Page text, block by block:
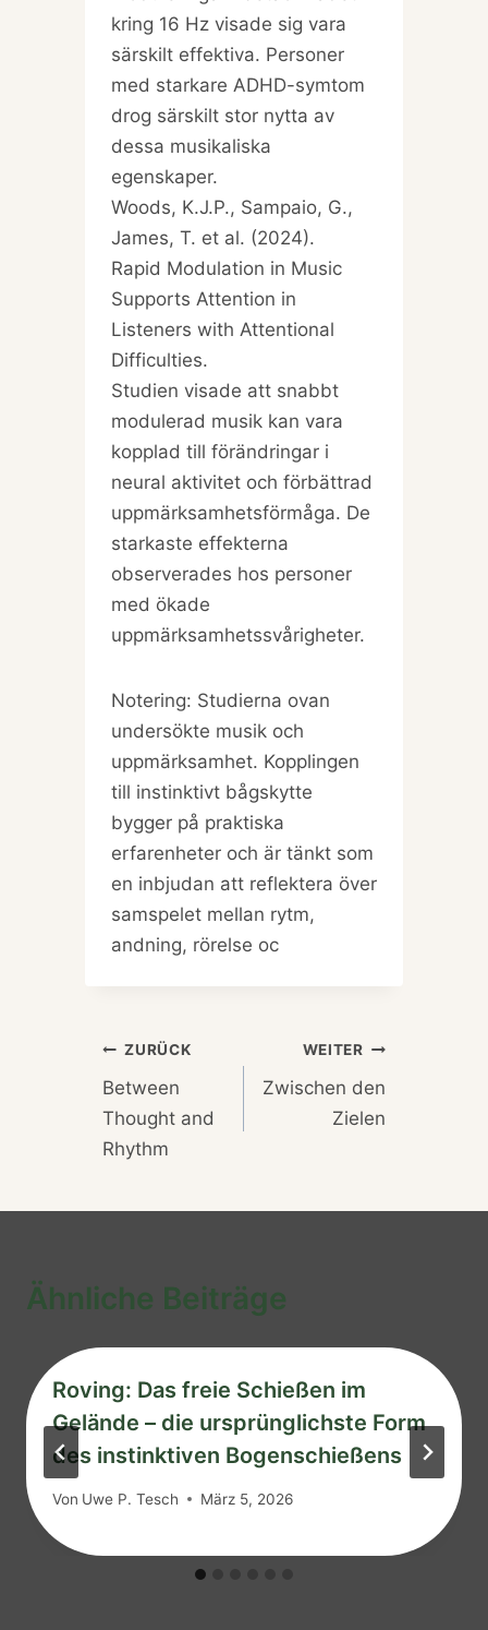
kring 16 Hz visade sig vara
särskilt effektiva. Personer
med starkare ADHD-symtom
drog särskilt stor nytta av
dessa musikaliska
egenskaper.
Woods, K.J.P., Sampaio, G.,
James, T. et al. (2024).
Rapid Modulation in Music
Supports Attention in
Listeners with Attentional
Difficulties.
Studien visade att snabbt
modulerad musik kan vara
kopplad till förändringar i
neural aktivitet och förbättrad
uppmärksamhetsförmåga. De
starkaste effekterna
observerades hos personer
med ökade
uppmärksamhetssvårigheter.
Notering: Studierna ovan
undersökte musik och
uppmärksamhet. Kopplingen
till instinktivt bågskytte
bygger på praktiska
erfarenheter och är tänkt som
en inbjudan att reflektera över
samspelet mellan rytm,
andning, rörelse oc
Beitragsnavigation
ZURÜCK
Between
Thought and
Rhythm
WEITER
Zwischen den
Zielen
Ähnliche Beiträge
Roving: Das freie Schießen im
Gelände – die ursprünglichste Form
des instinktiven Bogenschießens
Von Uwe P. Tesch März 5, 2026